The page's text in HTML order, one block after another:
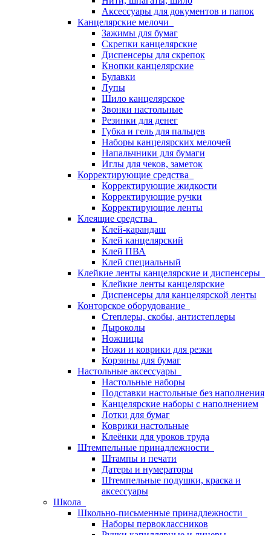
Аксессуары для документов и папок
Канцелярские мелочи
Зажимы для бумаг
Скрепки канцелярские
Диспенсеры для скрепок
Кнопки канцелярские
Булавки
Лупы
Шило канцелярское
Звонки настольные
Резинки для денег
Губка и гель для пальцев
Наборы канцелярских мелочей
Напальчники для бумаги
Иглы для чеков, заметок
Корректирующие средства
Корректирующие жидкости
Корректирующие ручки
Корректирующие ленты
Клеящие средства
Клей-карандаш
Клей канцелярский
Клей ПВА
Клей специальный
Клейкие ленты канцелярские и диспенсеры
Клейкие ленты канцелярские
Диспенсеры для канцелярской ленты
Конторское оборудование
Степлеры, скобы, антистеплеры
Дыроколы
Ножницы
Ножи и коврики для резки
Корзины для бумаг
Настольные аксессуары
Настольные наборы
Подставки настольные без наполнения
Канцелярские наборы с наполнением
Лотки для бумаг
Коврики настольные
Клеёнки для уроков труда
Штемпельные принадлежности
Штампы и печати
Датеры и нумераторы
Штемпельные подушки, краска и
аксессуары
Школа
Школьно-письменные принадлежности
Наборы первоклассников